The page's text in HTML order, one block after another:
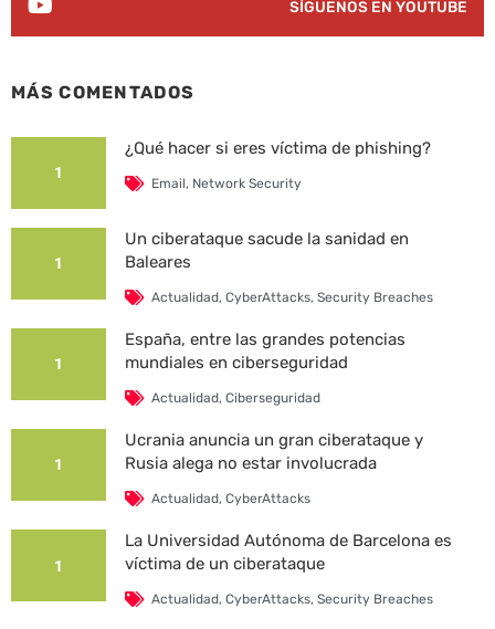
SÍGUENOS EN YOUTUBE
MÁS COMENTADOS
1
¿Qué hacer si eres víctima de phishing?
Email, Network Security
1
Un ciberataque sacude la sanidad en
Baleares
Actualidad, CyberAttacks, Security Breaches
1
España, entre las grandes potencias
mundiales en ciberseguridad
Actualidad, Ciberseguridad
1
Ucrania anuncia un gran ciberataque y
Rusia alega no estar involucrada
Actualidad, CyberAttacks
1
La Universidad Autónoma de Barcelona es
víctima de un ciberataque
Actualidad, CyberAttacks, Security Breaches